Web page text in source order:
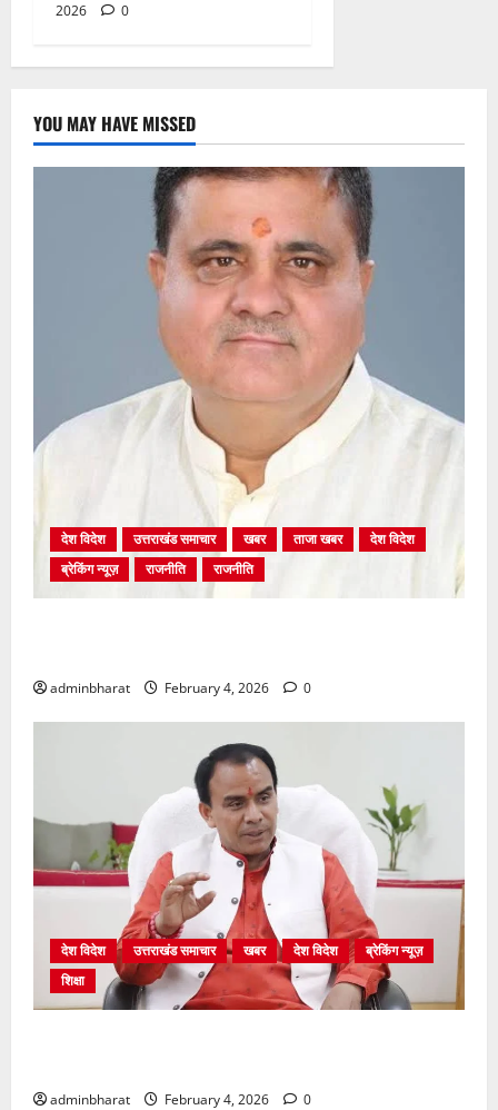
2026
0
YOU MAY HAVE MISSED
देश विदेश उत्तराखंड समाचार खबर ताजा खबर
देश विदेश
ब्रेकिंग न्यूज़
राजनीति राजनीति
adminbharat February 4, 2026 0
देश विदेश उत्तराखंड समाचार खबर देश विदेश
ब्रेकिंग न्यूज़
शिक्षा
adminbharat February 4, 2026 0